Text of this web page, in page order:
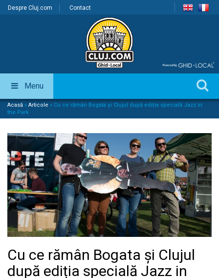
Despre Cluj.com Contact
Menu
Acasă » Articole » Cu ce rămân Bogata și Clujul după ediția specială Jazz in
the Park
Cu ce rămân Bogata și Clujul
după ediția specială Jazz in